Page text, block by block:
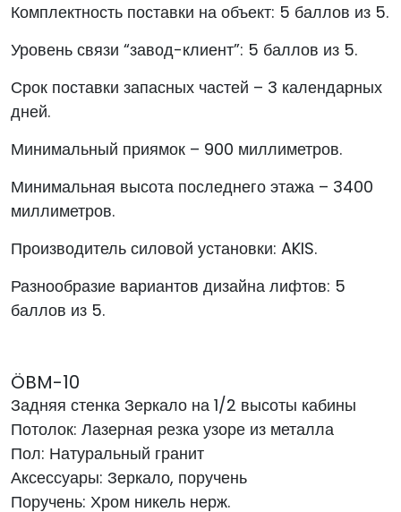
Комплектность поставки на объект: 5 баллов из 5.
Уровень связи “завод-клиент”: 5 баллов из 5.
Срок поставки запасных частей – 3 календарных
дней.
Минимальный приямок – 900 миллиметров.
Минимальная высота последнего этажа – 3400
миллиметров.
Производитель силовой установки: AKIS.
Разнообразие вариантов дизайна лифтов: 5
баллов из 5.
ÖBM-10
Задняя стенка Зеркало на 1/2 высоты кабины
Потолок: Лазерная резка узоре из металла
Пол: Натуральный гранит
Аксессуары: Зеркало, поручень
Поручень: Хром никель нерж.